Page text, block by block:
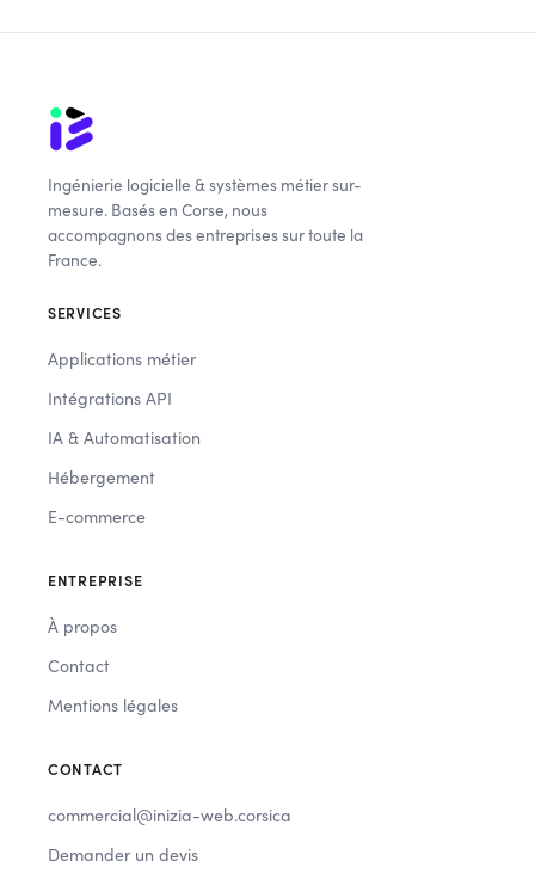
Ingénierie logicielle & systèmes métier sur-
mesure. Basés en Corse, nous
accompagnons des entreprises sur toute la
France.
SERVICES
Applications métier
Intégrations API
IA & Automatisation
Hébergement
E-commerce
ENTREPRISE
À propos
Contact
Mentions légales
CONTACT
commercial@inizia-web.corsica
Demander un devis